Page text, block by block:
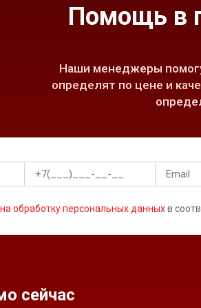
Помощь в
Наши менеджеры
определят по цене и
обработку персональных данныхв
сейчас